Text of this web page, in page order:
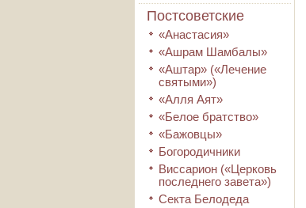
Постсоветские
«Анастасия»
«Ашрам Шамбалы»
«Аштар» («Лечение
святыми»)
«Алля Аят»
«Белое братство»
«Бажовцы»
Богородичники
Виссарион («Церковь
последнего завета»)
Секта Белодеда